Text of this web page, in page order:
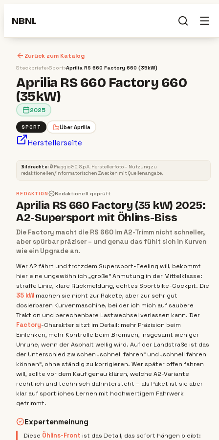
NBNL
Zurück zum Katalog
Steckbriefe›Sport›Aprilia RS 660 Factory 660 (35kW)
Aprilia RS 660 Factory 660
(35kW)
2025
SPORT Über Aprilia
Herstellerseite
SPORT
Bildrechte: © Piaggio & C. S.p.A. Herstellerfoto – Nutzung zu
redaktionellen/informatorischen Zwecken mit Quellenangabe.
REDAKTION Redaktionell geprüft
Aprilia RS 660 Factory (35 kW) 2025:
A2-Supersport mit Öhlins-Biss
Die Factory macht die RS 660 im A2-Trimm nicht schneller,
aber spürbar präziser – und genau das fühlt sich in Kurven
wie ein Upgrade an.
Wer A2 fährt und trotzdem Supersport-Feeling will, bekommt
hier eine ungewöhnlich „große“ Anmutung in der Mittelklasse:
straffe Linie, klare Rückmeldung, echtes Sportbike-Cockpit. Die
35 kW machen sie nicht zur Rakete, aber zur sehr gut
dosierbaren Kurvenmaschine, bei der ich mich auf saubere
Traktion und berechenbare Lastwechsel verlassen kann. Der
Factory-Charakter sitzt im Detail: mehr Präzision beim
Einlenken, mehr Kontrolle beim Bremsen, insgesamt weniger
Unruhe, wenn der Asphalt wellig wird. Auf der Landstraße ist das
der Unterschied zwischen „schnell fahren“ und „schnell fahren
können“, ohne ständig zu korrigieren. Wer später offen fahren
will, sollte vor dem Kauf genau klären, welche A2-Variante
rechtlich und technisch dahintersteht – als Paket ist sie aber
klar auf sportliches Lernen mit hochwertigem Fahrwerk
getrimmt.
Expertenmeinung
Diese Öhlins-Front ist das Detail, das sofort hängen bleibt: